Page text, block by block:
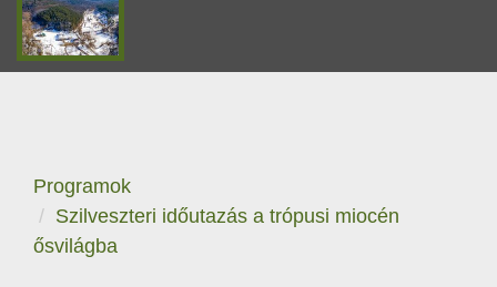
Programok
Szilveszteri időutazás a trópusi miocén
ősvilágba